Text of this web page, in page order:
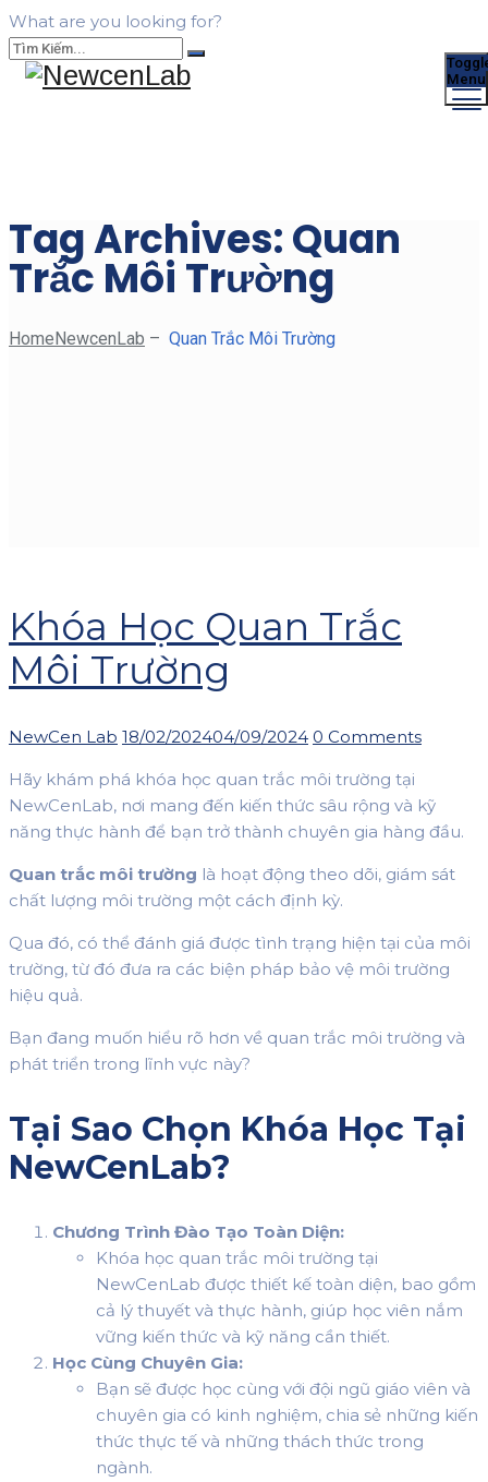
What are you looking for?
Menu
Tag Archives:Quan
Trắc Môi Trường
Home NewcenLab – Quan Trắc Môi Trường
Khóa Học Quan Trắc
Môi Trường
Author
NewCen Lab Posted
18/02/202404/09/2024 0 Comments
Hãy khám phá khóa học quan trắc môi trường tại
NewCenLab, nơi mang đến kiến thức sâu rộng và kỹ
năng thực hành để bạn trở thành chuyên gia hàng đầu.
Quan trắc môi trường là hoạt động theo dõi, giám sát
chất lượng môi trường một cách định kỳ.
Qua đó, có thể đánh giá được tình trạng hiện tại của môi
trường, từ đó đưa ra các biện pháp bảo vệ môi trường
hiệu quả.
Bạn đang muốn hiểu rõ hơn về quan trắc môi trường và
phát triển trong lĩnh vực này?
Tại Sao Chọn Khóa Học Tại
NewCenLab?
Chương Trình Đào Tạo Toàn Diện:
Khóa học quan trắc môi trường tại
NewCenLab được thiết kế toàn diện, bao gồm
cả lý thuyết và thực hành, giúp học viên nắm
vững kiến thức và kỹ năng cần thiết.
Học Cùng Chuyên Gia:
Bạn sẽ được học cùng với đội ngũ giáo viên và
chuyên gia có kinh nghiệm, chia sẻ những kiến
thức thực tế và những thách thức trong
ngành.